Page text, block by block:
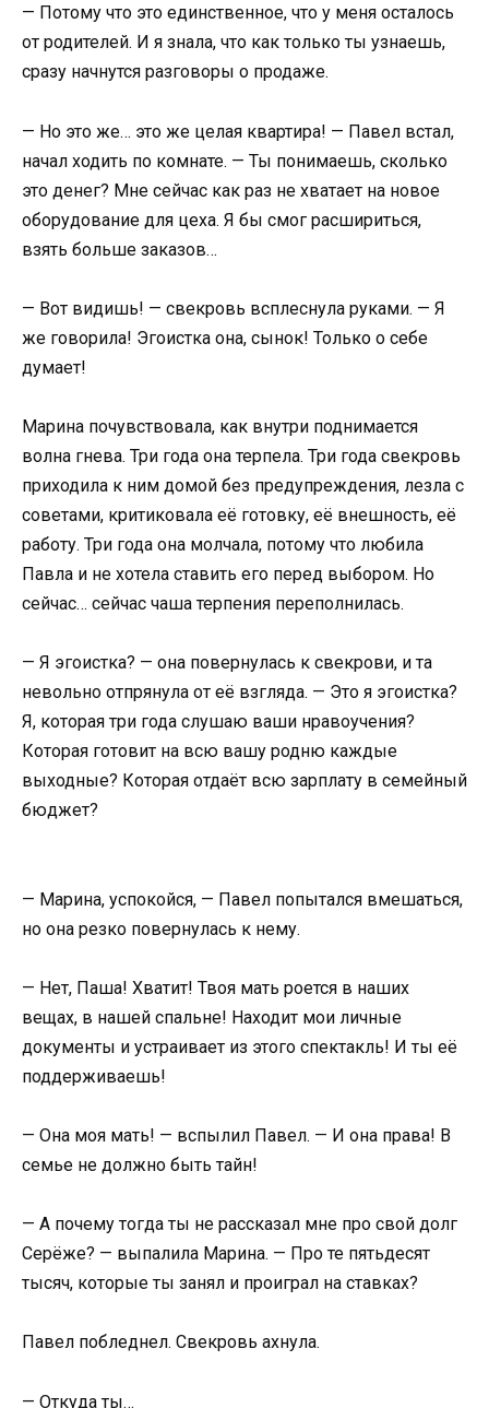
— Потому что это единственное, что у меня осталось
от родителей. И я знала, что как только ты узнаешь,
сразу начнутся разговоры о продаже.
— Но это же… это же целая квартира! — Павел встал,
начал ходить по комнате. — Ты понимаешь, сколько
это денег? Мне сейчас как раз не хватает на новое
оборудование для цеха. Я бы смог расшириться,
взять больше заказов…
— Вот видишь! — свекровь всплеснула руками. — Я
же говорила! Эгоистка она, сынок! Только о себе
думает!
Марина почувствовала, как внутри поднимается
волна гнева. Три года она терпела. Три года свекровь
приходила к ним домой без предупреждения, лезла с
советами, критиковала её готовку, её внешность, её
работу. Три года она молчала, потому что любила
Павла и не хотела ставить его перед выбором. Но
сейчас… сейчас чаша терпения переполнилась.
— Я эгоистка? — она повернулась к свекрови, и та
невольно отпрянула от её взгляда. — Это я эгоистка?
Я, которая три года слушаю ваши нравоучения?
Которая готовит на всю вашу родню каждые
выходные? Которая отдаёт всю зарплату в семейный
бюджет?
— Марина, успокойся, — Павел попытался вмешаться,
но она резко повернулась к нему.
— Нет, Паша! Хватит! Твоя мать роется в наших
вещах, в нашей спальне! Находит мои личные
документы и устраивает из этого спектакль! И ты её
поддерживаешь!
— Она моя мать! — вспылил Павел. — И она права! В
семье не должно быть тайн!
— А почему тогда ты не рассказал мне про свой долг
Серёже? — выпалила Марина. — Про те пятьдесят
тысяч, которые ты занял и проиграл на ставках?
Павел побледнел. Свекровь ахнула.
— Откуда ты…